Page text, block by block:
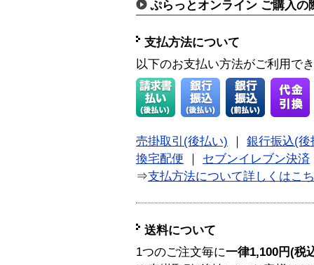
ぷらっとオンライン ご購入の
支払方法について
以下のお支払い方法がご利用で
売掛取引(後払い)
銀行振込(後
換宅配便
セブンイレブン決済
⇒支払方法について詳しくはこ
送料について
1つのご注文毎に一律1,100円(税